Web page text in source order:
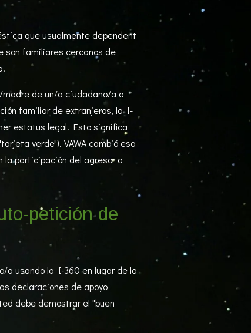
que usualmente dependent
son familiares cercanos de
de un/a ciudadano/a o
familiar de extranjeros, la I-
estatus legal. Esto significa
verde"). VAWA cambió eso
participación del agresor a
petición de
a usando la I-360 en lugar de la
declaraciones de apoyo
debe demostrar el "buen